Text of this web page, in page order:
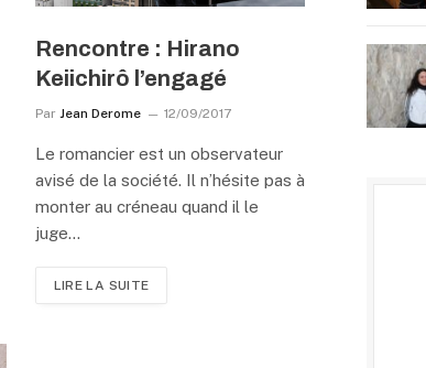
Rencontre : Hirano
Keiichirô l’engagé
Par Jean Derome 12/09/2017
Le romancier est un observateur
avisé de la société. Il n’hésite pas à
monter au créneau quand il le
juge…
LIRE LA SUITE